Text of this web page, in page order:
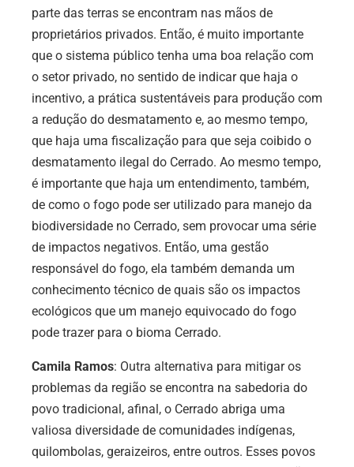
parte das terras se encontram nas mãos de
proprietários privados. Então, é muito importante
que o sistema público tenha uma boa relação com
o setor privado, no sentido de indicar que haja o
incentivo, a prática sustentáveis para produção com
a redução do desmatamento e, ao mesmo tempo,
que haja uma fiscalização para que seja coibido o
desmatamento ilegal do Cerrado. Ao mesmo tempo,
é importante que haja um entendimento, também,
de como o fogo pode ser utilizado para manejo da
biodiversidade no Cerrado, sem provocar uma série
de impactos negativos. Então, uma gestão
responsável do fogo, ela também demanda um
conhecimento técnico de quais são os impactos
ecológicos que um manejo equivocado do fogo
pode trazer para o bioma Cerrado.
Camila Ramos: Outra alternativa para mitigar os
problemas da região se encontra na sabedoria do
povo tradicional, afinal, o Cerrado abriga uma
valiosa diversidade de comunidades indígenas,
quilombolas, geraizeiros, entre outros. Esses povos